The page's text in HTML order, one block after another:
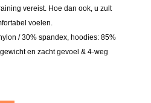
vereist. Hoe dan ook, u zult
voelen.
/ 30% spandex, hoodies: 85%
en zacht gevoel & 4-weg